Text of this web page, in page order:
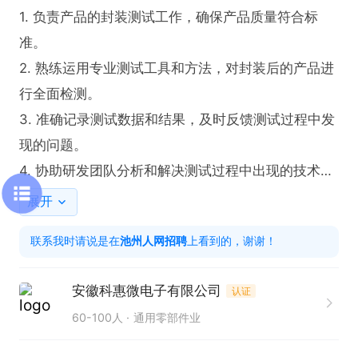
1. 负责产品的封装测试工作，确保产品质量符合标
准。
2. 熟练运用专业测试工具和方法，对封装后的产品进
行全面检测。
3. 准确记录测试数据和结果，及时反馈测试过程中发
现的问题。
4. 协助研发团队分析和解决测试过程中出现的技术难
题。
5. 参与制定和优化封装测试流程及规范，提高测试效
率和质量。
任职要求：
1. 熟练掌握专业测试工具及方法的运用技能。
展开
联系我时请说是在池州人网招聘 上看到的，谢谢！
安徽科惠微电子有限公司 认证
60-100人 通用零部件业